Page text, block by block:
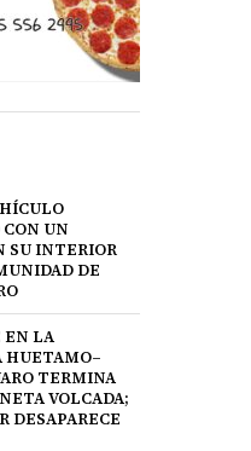
UN
SU INTERIOR
DE
EN LA
HUETAMO–
TERMINA
VOLCADA;
DESAPARECE